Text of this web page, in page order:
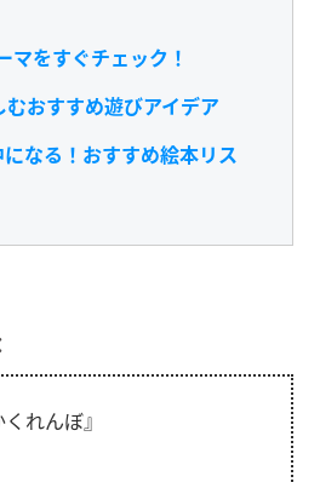
マをすぐチェック！
おすすめ遊びアイデア
なる！おすすめ絵本リス
れんぼ』